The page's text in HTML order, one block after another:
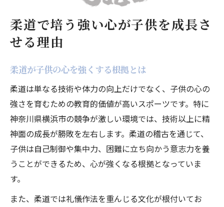
柔道で培う強い心が子供を成長さ
せる理由
柔道が子供の心を強くする根拠とは
柔道は単なる技術や体力の向上だけでなく、子供の心の
強さを育むための教育的価値が高いスポーツです。特に
神奈川県横浜市の競争が激しい環境では、技術以上に精
神面の成長が勝敗を左右します。柔道の稽古を通じて、
子供は自己制御や集中力、困難に立ち向かう意志力を養
うことができるため、心が強くなる根拠となっていま
す。
また、柔道では礼儀作法を重んじる文化が根付いてお